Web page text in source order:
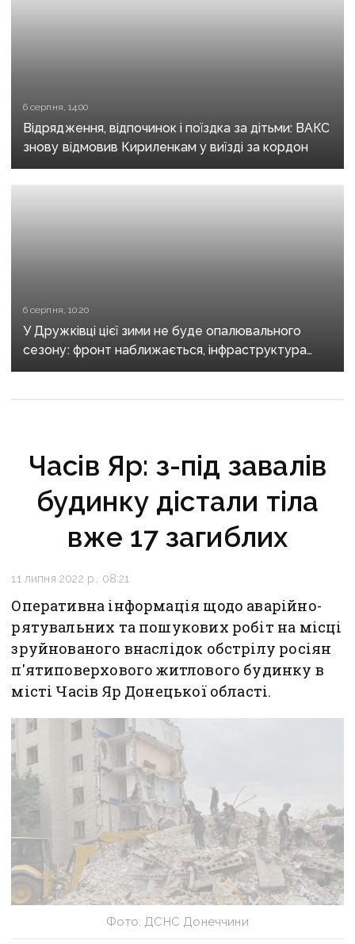
6 серпня, 14:00
Відрядження, відпочинок і поїздка за дітьми: ВАКС
знову відмовив Кириленкам у виїзді за кордон
6 серпня, 10:20
У Дружківці цієї зими не буде опалювального
сезону: фронт наближається, інфраструктура
критично зруйнована
Часів Яр: з-під завалів
будинку дістали тіла
вже 17 загиблих
11 липня 2022 р., 08:21
Оперативна інформація щодо аварійно-
рятувальних та пошукових робіт на місці
зруйнованого внаслідок обстрілу росіян
п'ятиповерхового житлового будинку в
місті Часів Яр Донецької області.
Фото: ДСНС Донеччини